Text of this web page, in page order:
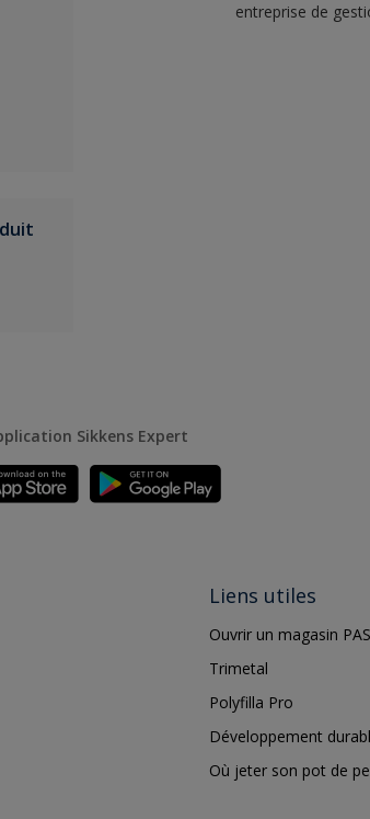
entreprise de
Sikkens Expert
Liens utiles
Ouvrir un magasin
Trimetal
Polyfilla Pro
Développement
Où jeter son pot de